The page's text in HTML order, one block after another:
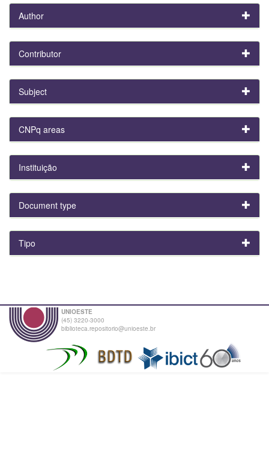
Author
Contributor
Subject
CNPq areas
Instituição
Document type
Tipo
UNIOESTE
(45) 3220-3000
biblioteca.repositorio@unioeste.br